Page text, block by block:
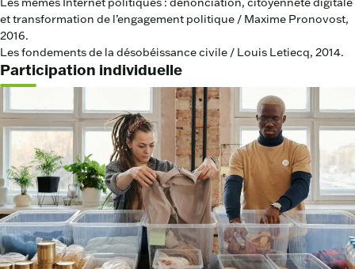
et transformation de l’engagement politique / Maxime Pronovost,
2016.
Les fondements de la désobéissance civile / Louis Letiecq, 2014.
Participation individuelle